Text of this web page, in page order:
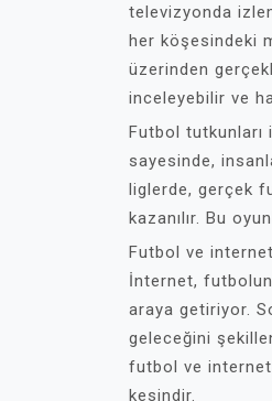
televizyonda
her köşesindeki
üzerinden
inceleyebilir ve
Futbol
sayesinde,
liglerde, gerçek
kazanılır. Bu
Futbol ve
İnternet,
araya getiriyor.
geleceğini
futbol ve
kesindir.